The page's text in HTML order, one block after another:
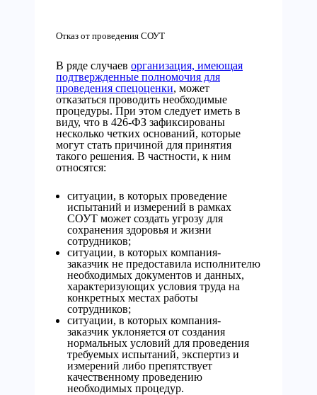
Отказ от проведения СОУТ
В ряде случаев организация, имеющая
подтвержденные полномочия для
проведения спецоценки, может
отказаться проводить необходимые
процедуры. При этом следует иметь в
виду, что в 426-ФЗ зафиксированы
несколько четких оснований, которые
могут стать причиной для принятия
такого решения. В частности, к ним
относятся:
ситуации, в которых проведение
испытаний и измерений в рамках
СОУТ может создать угрозу для
сохранения здоровья и жизни
сотрудников;
ситуации, в которых компания-
заказчик не предоставила исполнителю
необходимых документов и данных,
характеризующих условия труда на
конкретных местах работы
сотрудников;
ситуации, в которых компания-
заказчик уклоняется от создания
нормальных условий для проведения
требуемых испытаний, экспертиз и
измерений либо препятствует
качественному проведению
необходимых процедур.